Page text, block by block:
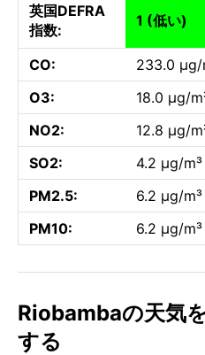
英国DEFRA
指数:
1 (低い)
CO:
233.0 µg/
O3:
18.0 µg/
NO2:
12.8 µg/
SO2:
4.2 µg/m³
PM2.5:
6.2 µg/m³
PM10:
6.2 µg/m³
Riobambaの天気
する